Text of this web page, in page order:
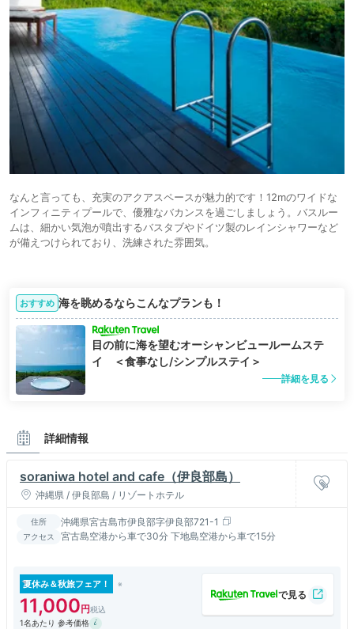
なんと言っても、充実のアクアスペースが魅力的です！12mのワイドな
インフィニティプールで、優雅なバカンスを過ごしましょう。バスルー
ムは、細かい気泡が噴出するバスタブやドイツ製のレインシャワーなど
が備えつけられており、洗練された雰囲気。
おすすめ 海を眺めるならこんなプランも！
目の前に海を望むオーシャンビュールームステ
イ ＜食事なし/シンプルステイ＞
詳細を見る
詳細情報
soraniwa hotel and cafe（伊良部島）
沖縄県 / 伊良部島 / リゾートホテル
住所 沖縄県宮古島市伊良部字伊良部721-1
アクセス 宮古島空港から車で30分 下地島空港から車で15分
夏休み＆秋旅フェア！
11,000
1名あたり 参考価格